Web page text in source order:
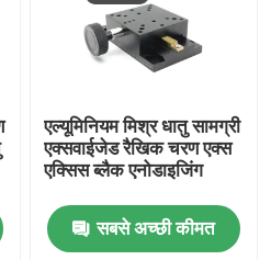
एल्यूमिनियम मिश्र धातु सामग्री
एक्सवाईजेड रैखिक चरण एक्स
एक्सिस ब्लैक एनोडाइजिंग
सबसे अच्छी कीमत